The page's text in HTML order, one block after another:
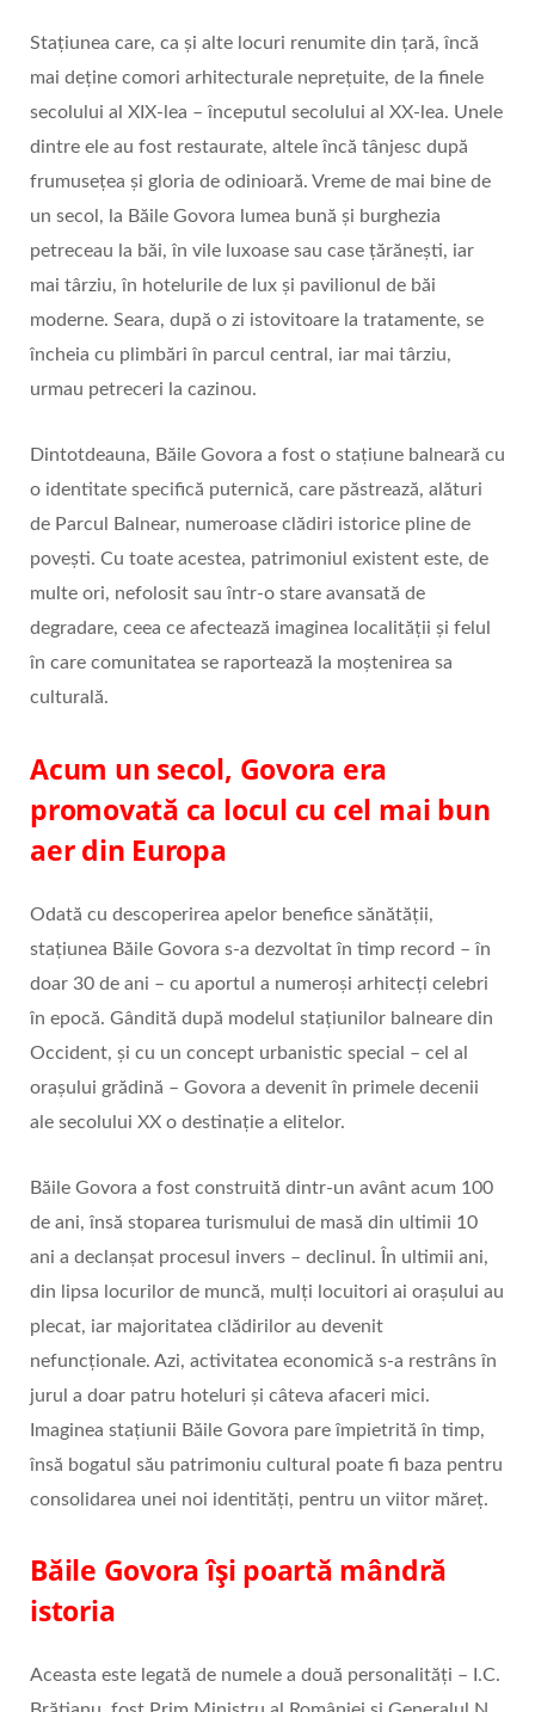
Staţiunea care, ca şi alte locuri renumite din ţară, încă
mai deţine comori arhitecturale nepreţuite, de la finele
secolului al XIX-lea – începutul secolului al XX-lea. Unele
dintre ele au fost restaurate, altele încă tânjesc după
frumuseţea şi gloria de odinioară. Vreme de mai bine de
un secol, la Băile Govora lumea bună şi burghezia
petreceau la băi, în vile luxoase sau case ţărăneşti, iar
mai târziu, în hotelurile de lux şi pavilionul de băi
moderne. Seara, după o zi istovitoare la tratamente, se
încheia cu plimbări în parcul central, iar mai târziu,
urmau petreceri la cazinou.
Dintotdeauna, Băile Govora a fost o stațiune balneară cu
o identitate specifică puternică, care păstrează, alături
de Parcul Balnear, numeroase clădiri istorice pline de
povești. Cu toate acestea, patrimoniul existent este, de
multe ori, nefolosit sau într-o stare avansată de
degradare, ceea ce afectează imaginea localității și felul
în care comunitatea se raportează la moștenirea sa
culturală.
Acum un secol, Govora era
promovată ca locul cu cel mai bun
aer din Europa
Odată cu descoperirea apelor benefice sănătății,
stațiunea Băile Govora s-a dezvoltat în timp record – în
doar 30 de ani – cu aportul a numeroși arhitecți celebri
în epocă. Gândită după modelul stațiunilor balneare din
Occident, și cu un concept urbanistic special – cel al
orașului grădină – Govora a devenit în primele decenii
ale secolului XX o destinație a elitelor.
Băile Govora a fost construită dintr-un avânt acum 100
de ani, însă stoparea turismului de masă din ultimii 10
ani a declanșat procesul invers – declinul. În ultimii ani,
din lipsa locurilor de muncă, mulți locuitori ai orașului au
plecat, iar majoritatea clădirilor au devenit
nefuncționale. Azi, activitatea economică s-a restrâns în
jurul a doar patru hoteluri și câteva afaceri mici.
Imaginea stațiunii Băile Govora pare împietrită în timp,
însă bogatul său patrimoniu cultural poate fi baza pentru
consolidarea unei noi identități, pentru un viitor măreț.
Băile Govora își poartă mândră
istoria
Aceasta este legată de numele a două personalități – I.C.